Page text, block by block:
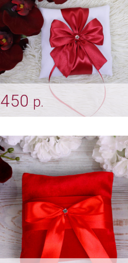
450 р.
Арт: pod_0036